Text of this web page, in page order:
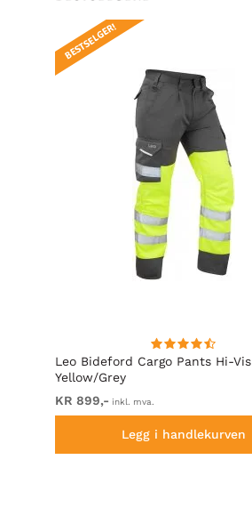
Leo Bideford Cargo Pants Hi-Vis
Yellow/Grey
BESTSELGER!
KR 899,- inkl. mva.
Legg i handlekurven